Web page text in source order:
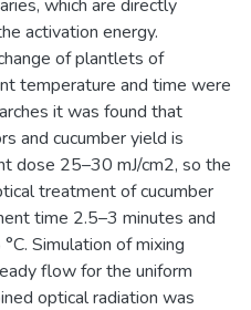
which are directly
activation energy.
of plantlets of
temperature and time were
it was found that
and cucumber yield is
dose 25–30 mJ/cm2, so the
treatment of cucumber
time 2.5–3 minutes and
Simulation of mixing
flow for the uniform
optical radiation was